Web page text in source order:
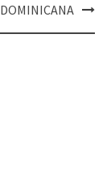
DOMINICANA